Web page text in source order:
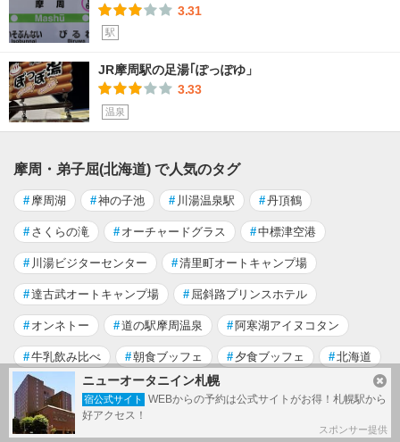
3.31
駅
JR摩周駅の足湯｢ぽっぽゆ」
3.33
温泉
摩周・弟子屈(北海道) で人気のタグ
# 摩周湖 #神の子池 # 川湯温泉駅 #丹頂鶴
# さくらの滝 # オーチャードグラス #中標津空港
# 川湯ビジターセンター #清里町オートキャンプ場
#達古武オートキャンプ場 # 屈斜路プリンスホテル
# オンネトー #道の駅摩周温泉 # 阿寒湖アイヌコタン
#牛乳飲み比べ #朝食ブッフェ # 夕食ブッフェ #北海道
# 砂湯 #白鳥
ニューオータニイン札幌
宿公式サイト
WEBからの予約は公式サイトがお得！札幌駅から
好アクセス！
スポンサー提供